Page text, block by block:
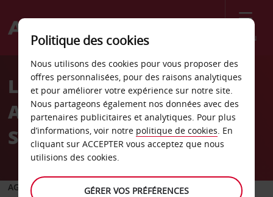
Menu
Welcome
AvisLocation de voiture
Aéroport international
Sam Mbakwe-Owerri
AGENCE DE DÉPART
Politique des cookies
Nous utilisons des cookies pour vous proposer des
offres personnalisées, pour des raisons analytiques
et pour améliorer votre expérience sur notre site.
Nous partageons également nos données avec des
partenaires publicitaires et analytiques. Pour plus
d’informations, voir notre politique de cookies. En
cliquant sur ACCEPTER vous acceptez que nous
utilisions des cookies.
GÉRER VOS PRÉFÉRENCES